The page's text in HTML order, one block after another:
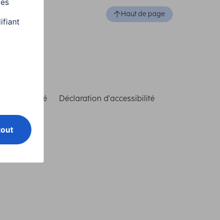
Haut de page
conformité Déclaration d'accessibilité